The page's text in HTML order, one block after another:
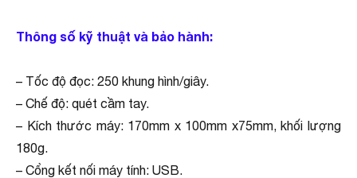
Thông số kỹ thuật và bảo hành:
– Tốc độ đọc: 250 khung hình/giây.
– Chế độ: quét cầm tay.
– Kích thước máy: 170mm x 100mm x75mm, khối lượng
180g.
– Cổng kết nối máy tính: USB.